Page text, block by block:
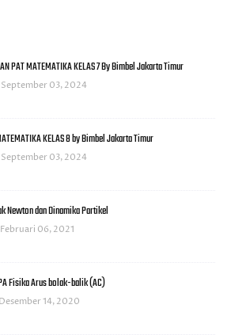
PAT MATEMATIKA KELAS 7 By Bimbel Jakarta Timur
September 03, 2024
KELAS 8 by Bimbel Jakarta Timur
September 03, 2024
Newton dan Dinamika Partikel
06, 2021
Fisika Arus bolak-balik (AC)
14, 2020